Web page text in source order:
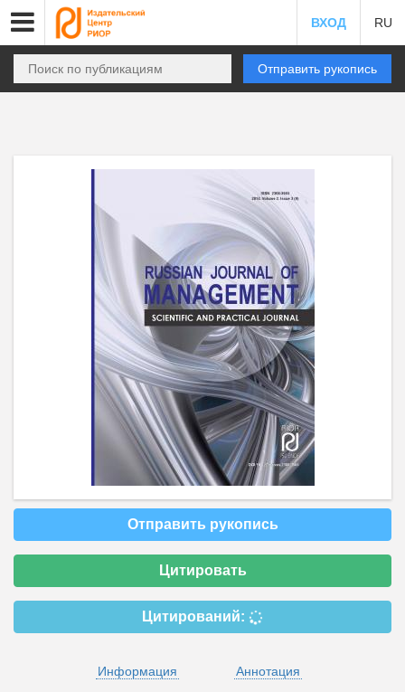
ВХОД RU
Отправить рукопись
Отправить рукопись
Цитировать
Цитирований:
Информация
Аннотация